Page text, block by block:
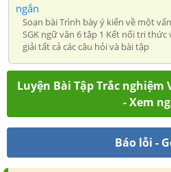
ngắn
Soạn bài Trình bày ý kiến về một
SGK ngữ văn 6 tập 1 Kết nối tri
giải tất cả các câu hỏi và bài tập
Luyện Bài Tập Trắc
- Xem
Báo lỗi -